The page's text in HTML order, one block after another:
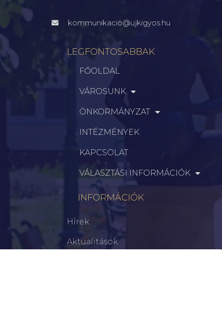
kommunikacio@ujkigyos.hu
LEGFONTOSABBAK
FŐOLDAL
VÁROSUNK
ÖNKORMÁNYZAT
INTÉZMÉNYEK
KAPCSOLAT
VÁLASZTÁSI INFORMÁCIÓK
INFORMÁCIÓK
Hírek
Aktualitások